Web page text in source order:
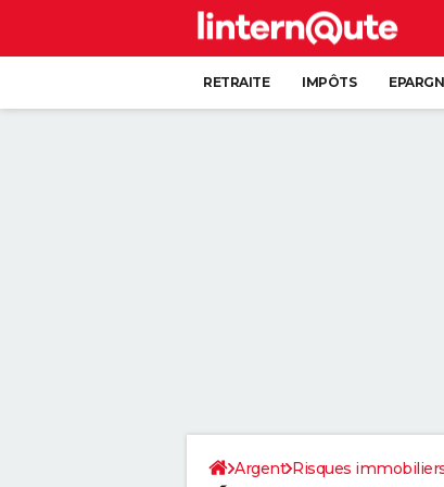
RETRAITE IMPÔTS
Argent Risques